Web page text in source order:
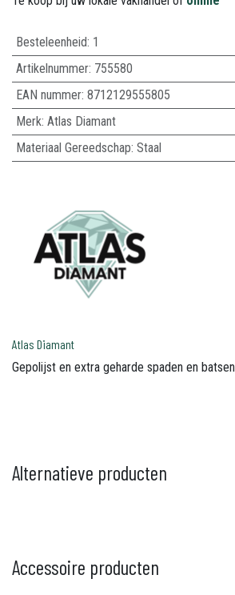
Besteleenheid: 1
Artikelnummer: 755580
EAN nummer: 8712129555805
Merk: Atlas Diamant
Materiaal Gereedschap: Staal
Atlas Diamant
Gepolijst en extra geharde spaden en batsen
Alternatieve producten
Accessoire producten